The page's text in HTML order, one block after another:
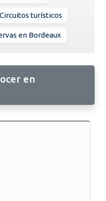
Circuitos turísticos
en Bordeaux
en